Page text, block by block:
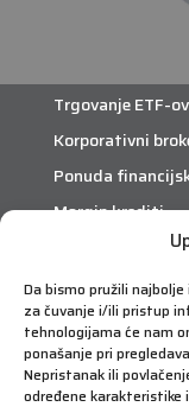
Da bismo pružili
za čuvanje i/ili pristup
tehnologijama će nam
ponašanje pri
Nepristanak ili
određene karakteristike
Trgovanje ETF-
Korporativni
Ponuda
Margin krediti
eTrade
Što je eTrade?